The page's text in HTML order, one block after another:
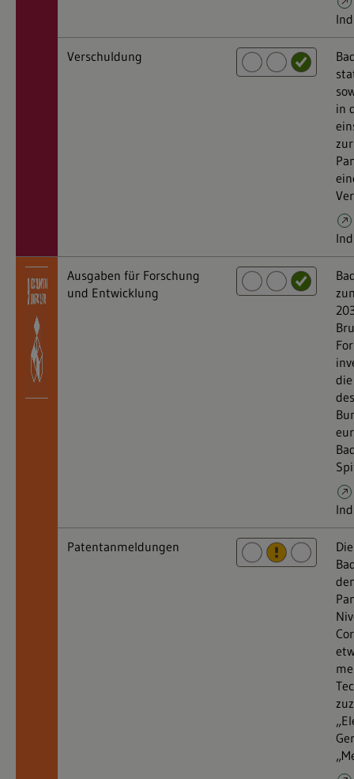
Verschuldung
in
Ausgaben für Forschung
und Entwicklung
Patentanmeldungen